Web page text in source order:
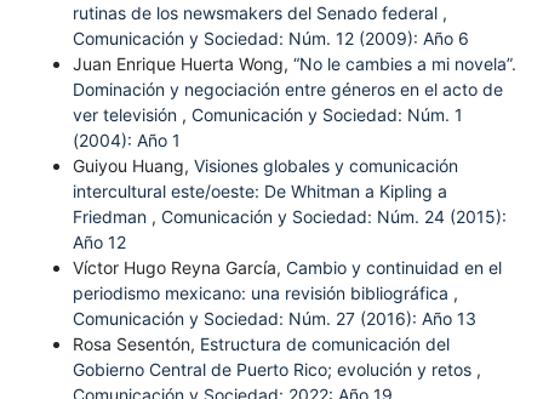
rutinas de los newsmakers del Senado federal ,
Comunicación y Sociedad: Núm. 12 (2009): Año 6
Juan Enrique Huerta Wong, “No le cambies a mi novela”.
Dominación y negociación entre géneros en el acto de
ver televisión , Comunicación y Sociedad: Núm. 1
(2004): Año 1
Guiyou Huang, Visiones globales y comunicación
intercultural este/oeste: De Whitman a Kipling a
Friedman , Comunicación y Sociedad: Núm. 24 (2015):
Año 12
Víctor Hugo Reyna García, Cambio y continuidad en el
periodismo mexicano: una revisión bibliográfica ,
Comunicación y Sociedad: Núm. 27 (2016): Año 13
Rosa Sesentón, Estructura de comunicación del
Gobierno Central de Puerto Rico; evolución y retos ,
Comunicación y Sociedad: 2022: Año 19